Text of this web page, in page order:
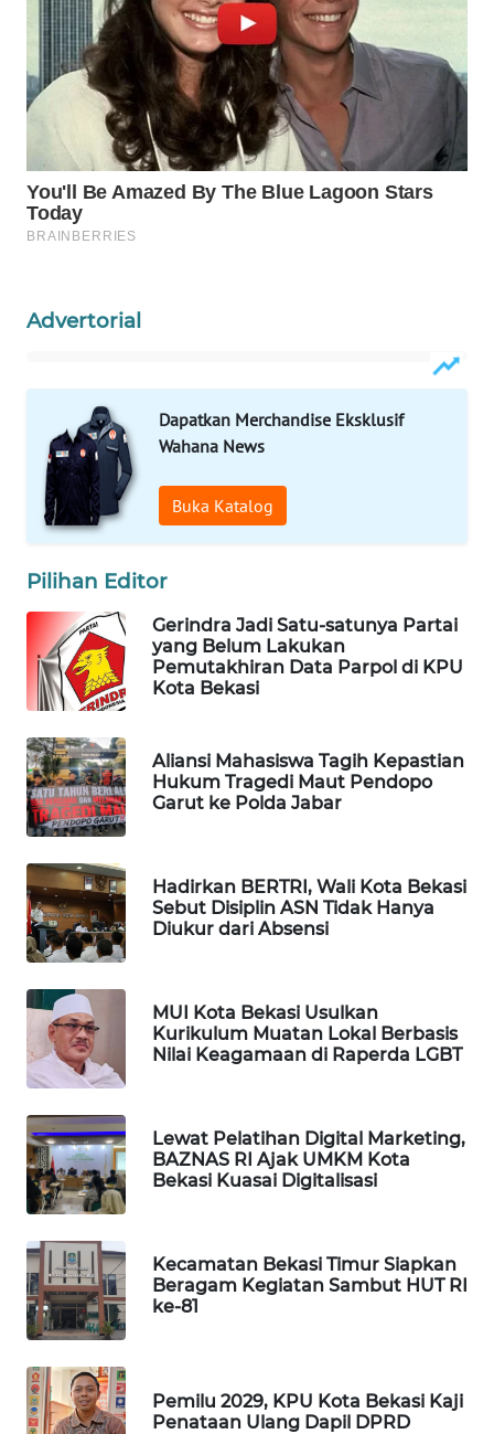
Advertorial
Dapatkan Merchandise Eksklusif
Wahana News
Buka Katalog
Pilihan Editor
Gerindra Jadi Satu-satunya Partai
yang Belum Lakukan
Pemutakhiran Data Parpol di KPU
Kota Bekasi
Aliansi Mahasiswa Tagih Kepastian
Hukum Tragedi Maut Pendopo
Garut ke Polda Jabar
Hadirkan BERTRI, Wali Kota Bekasi
Sebut Disiplin ASN Tidak Hanya
Diukur dari Absensi
MUI Kota Bekasi Usulkan
Kurikulum Muatan Lokal Berbasis
Nilai Keagamaan di Raperda LGBT
Lewat Pelatihan Digital Marketing,
BAZNAS RI Ajak UMKM Kota
Bekasi Kuasai Digitalisasi
Kecamatan Bekasi Timur Siapkan
Beragam Kegiatan Sambut HUT RI
ke-81
Pemilu 2029, KPU Kota Bekasi Kaji
Penataan Ulang Dapil DPRD
KONSUMEN
LISTRIK
MASYARAKAT
KELISTRIKAN
WALINKI
ID
NET
PLN
WATCH
MKLI
LPKKI
LKKI
KOPEKLIN
PORTAL
KONSUMEN
ALPERKLINAS
FORJASIDA
TAMBANG
NEWS
NEWS
SIDIKALANG
NEWS
SIBARAGAS
NEWS
SIANTAR
NEWS